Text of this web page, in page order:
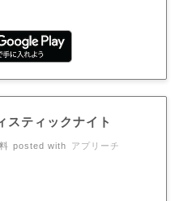
スティックナイト
posted with アプリーチ